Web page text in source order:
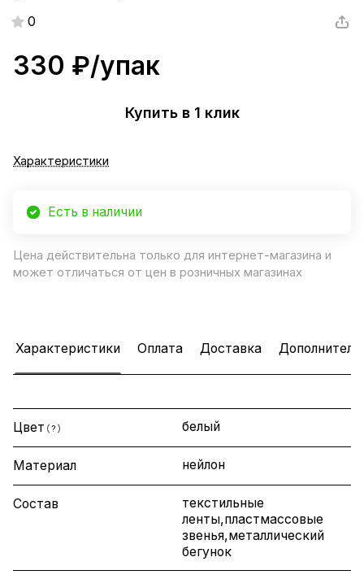
0
330 ₽/упак
Купить в 1 клик
Характеристики
Есть в наличии
Цена действительна только для интернет-магазина и
может отличаться от цен в розничных магазинах
Характеристики Оплата Доставка
Цвет ? белый
Материал нейлон
Состав
текстильные
ленты,пластмассовые
звенья,металлический
бегунок